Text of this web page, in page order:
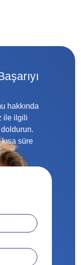
hakkında
ile ilgili
süre